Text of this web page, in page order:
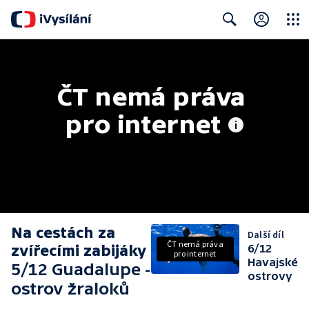
ČT nemá práva
pro internet
Na cestách za
zvířecími zabijáky
5/12 Guadalupe -
ostrov žraloků
ČT nemá práva
pro internet
Další díl
6/12
Havajské
ostrovy